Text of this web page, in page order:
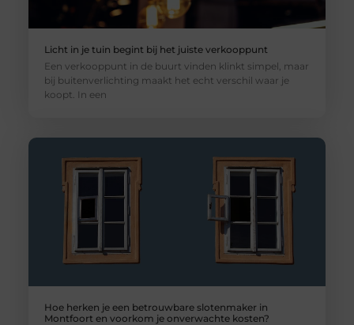
Licht in je tuin begint bij het juiste verkooppunt
Een verkooppunt in de buurt vinden klinkt simpel, maar
bij buitenverlichting maakt het echt verschil waar je
koopt. In een
Hoe herken je een betrouwbare slotenmaker in
Montfoort en voorkom je onverwachte kosten?